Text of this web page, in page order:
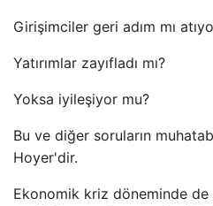
Girişimciler geri adım mı
Yatırımlar zayıfladı mı?
Yoksa iyileşiyor mu?
Bu ve diğer soruların
Hoyer'dir.
Ekonomik kriz döneminde de